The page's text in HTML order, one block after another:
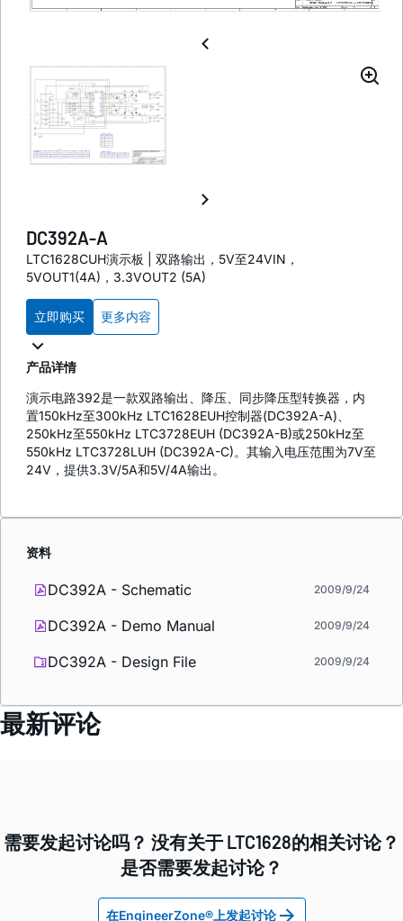
DC392A-A
LTC1628CUH演示板 | 双路输出，5V至24VIN，
5VOUT1(4A)，3.3VOUT2 (5A)
立即购买 更多内容
产品详情
演示电路392是一款双路输出、降压、同步降压型转换器，内
置150kHz至300kHz LTC1628EUH控制器(DC392A-A)、
250kHz至550kHz LTC3728EUH (DC392A-B)或250kHz至
550kHz LTC3728LUH (DC392A-C)。其输入电压范围为7V至
24V，提供3.3V/5A和5V/4A输出。
资料
DC392A - Schematic 2009/9/24
DC392A - Demo Manual 2009/9/24
DC392A - Design File 2009/9/24
最新评论
需要发起讨论吗？ 没有关于 LTC1628的相关讨论？
是否需要发起讨论？
在EngineerZone®上发起讨论